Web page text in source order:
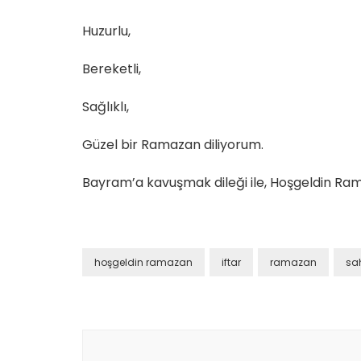
Huzurlu,
Bereketli,
Sağlıklı,
Güzel bir Ramazan diliyorum.
Bayram’a kavuşmak dileği ile, Hoşgeldin
hoşgeldin ramazan iftar ramazan